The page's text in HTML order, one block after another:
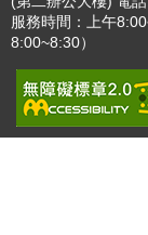
瀏覽人次
4782382
版權所有 © 苗栗縣
All rights reserved.
36001 苗栗市縣府
(第二辦公大樓) 電
服務時間：上午